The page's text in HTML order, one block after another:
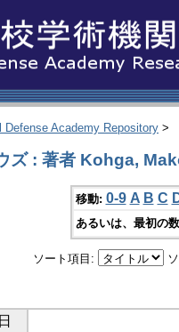
Defense Academy Repository >
ズ : 著者 Kohga,
移動: 0-9 A B C
あるいは、最初の
ソート項目: